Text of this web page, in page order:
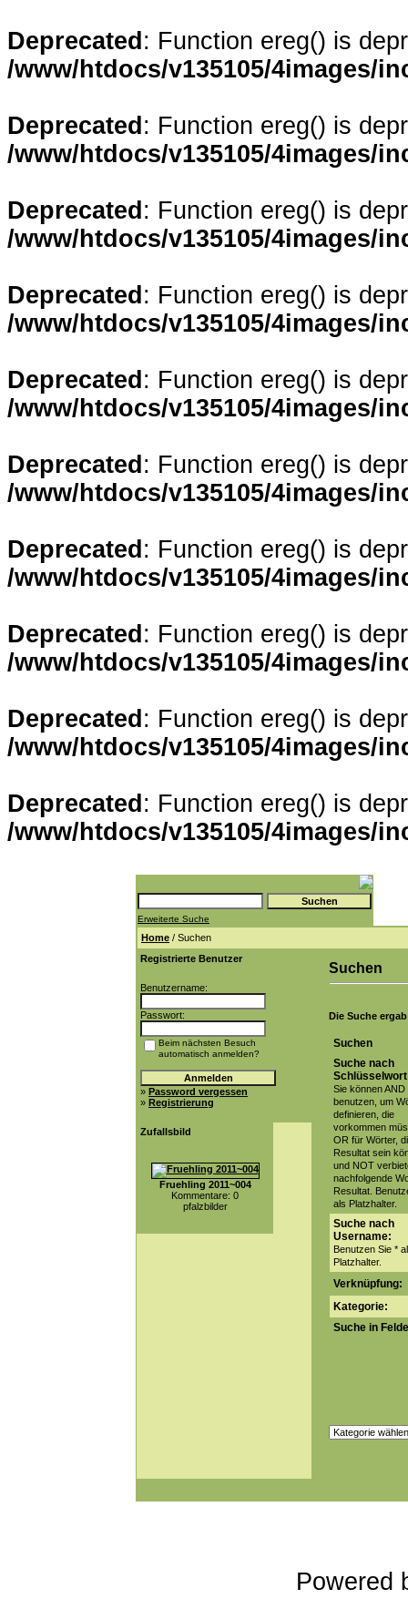
Deprecated : Function ereg() is
/www/htdocs/v135105/4images/
Deprecated : Function ereg() is
/www/htdocs/v135105/4images/
Deprecated : Function ereg() is
/www/htdocs/v135105/4images/
Deprecated : Function ereg() is
/www/htdocs/v135105/4images/
Deprecated : Function ereg() is
/www/htdocs/v135105/4images/
Deprecated : Function ereg() is
/www/htdocs/v135105/4images/
Deprecated : Function ereg() is
/www/htdocs/v135105/4images/
Deprecated : Function ereg() is
/www/htdocs/v135105/4images/
Deprecated : Function ereg() is
/www/htdocs/v135105/4images/
Deprecated : Function ereg() is
/www/htdocs/v135105/4images/
Erweiterte Suche
Home / Suchen
Registrierte Benutzer
Benutzername:
Passwort:
Beim nächsten Besuch
automatisch anmelden?
» Password vergessen
» Registrierung
Zufallsbild
Fruehling 2011~004
Kommentare: 0
pfalzbilder
Suchen
Die Suche
Suchen
Suche nach
Sie können AND
benutzen, um
definieren, die
vorkommen
OR für Wörter,
Resultat sein
und NOT
nachfolgende
Resultat.
als Platzhalter.
Suche nach
Username:
Benutzen Sie *
Platzhalter.
Verknüpfung:
Kategorie:
Suche in
Powered